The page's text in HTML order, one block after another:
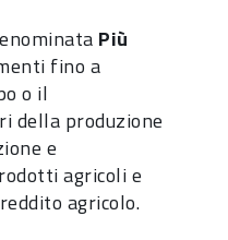
Più
fino a
o il
della produzione
e
agricoli e
agricolo.